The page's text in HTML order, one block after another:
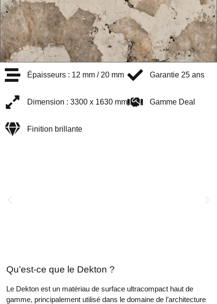
Épaisseurs : 12 mm / 20 mm
Dimension : 3300 x 1630 mm
Finition brillante
Garantie 25 ans
Gamme Deal
Qu’est-ce que le Dekton ?
Le Dekton est un matériau de surface ultracompact haut de
gamme, principalement utilisé dans le domaine de l’architecture